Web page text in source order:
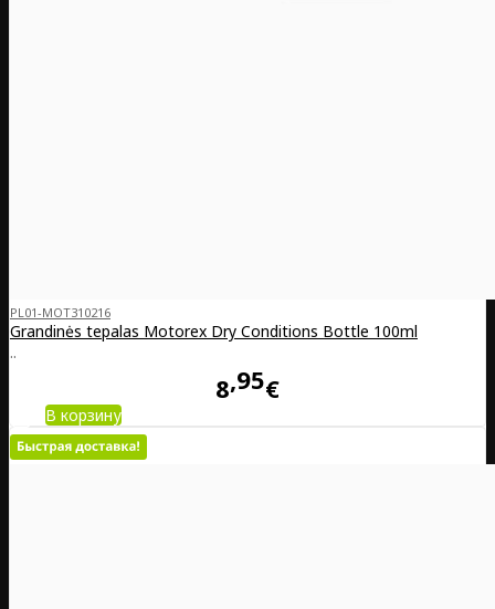
PL01-MOT310216
Grandinės tepalas Motorex Dry Conditions Bottle 100ml
..
8 95€
В корзину